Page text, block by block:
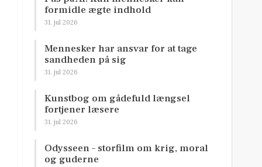
formidle ægte indhold
31. jul 2026
Mennesker har ansvar for at tage
sandheden på sig
31. jul 2026
Kunstbog om gådefuld længsel
fortjener læsere
31. jul 2026
Odysseen – storfilm om krig, moral
og guderne